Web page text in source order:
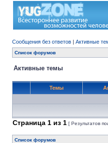
Сообщения без ответов | Активные
Список форумов
Активные темы
Темы
Страница 1 из 1 [ Результатов
Список форумов